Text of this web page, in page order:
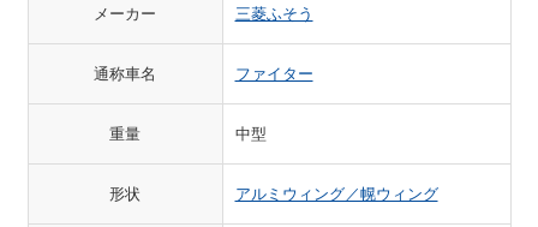
メーカー 三菱ふそう
通称車名 ファイター
重量 中型
形状 アルミウィング／幌ウィング